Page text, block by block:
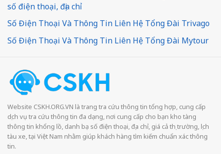
số điện thoại, địa chỉ
Số Điện Thoại Và Thông Tin Liên Hệ Tổng Đài Trivago
Số Điện Thoại Và Thông Tin Liên Hệ Tổng Đài Mytour
Website CSKH.ORG.VN là trang tra cứu thông tin tổng hợp, cung cấp
dịch vụ tra cứu thông tin đa dạng, nơi cung cấp cho bạn kho tàng
thông tin khổng lồ, danh bạ số điện thoại, địa chỉ, giá cả thị trường, lịch
tàu xe, tại Việt Nam nhằm giúp khách hàng tìm kiếm chuẩn xác thông
tin.